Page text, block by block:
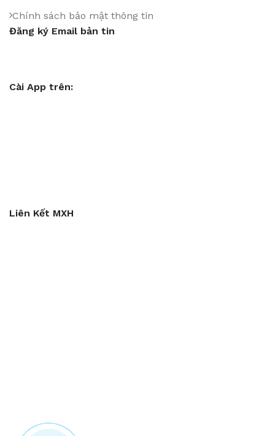
Chính sách bảo mật thông tin
Đăng ký Email bản tin
Cài App trên:
Liên Kết MXH